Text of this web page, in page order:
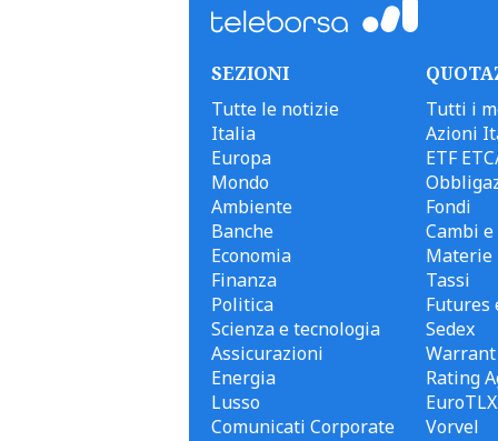
SEZIONI
Tutte le notizie
Italia
Europa
Mondo
Ambiente
Banche
Economia
Finanza
Politica
Scienza e tecnologia
Assicurazioni
Energia
Lusso
Comunicati Corporate
Tutti i
Azioni
ETF
Fondi
Cambi
Materie
Tassi
Futures
Sedex
Warrant
Rating
EuroTLX
Vorvel